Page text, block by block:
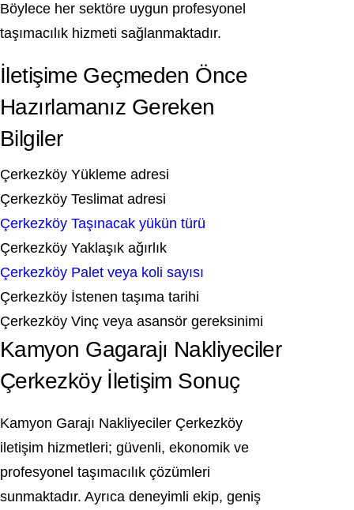
Böylece her sektöre uygun profesyonel
taşımacılık hizmeti sağlanmaktadır.
İletişime Geçmeden Önce
Hazırlamanız Gereken
Bilgiler
Çerkezköy Yükleme adresi
Çerkezköy Teslimat adresi
Çerkezköy Taşınacak yükün türü
Çerkezköy Yaklaşık ağırlık
Çerkezköy Palet veya koli sayısı
Çerkezköy İstenen taşıma tarihi
Çerkezköy Vinç veya asansör gereksinimi
Kamyon Gagarajı Nakliyeciler
Çerkezköy İletişim Sonuç
Kamyon Garajı Nakliyeciler Çerkezköy
iletişim hizmetleri; güvenli, ekonomik ve
profesyonel taşımacılık çözümleri
sunmaktadır. Ayrıca deneyimli ekip, geniş